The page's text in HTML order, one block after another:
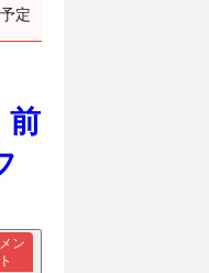
定
前
ン
ト